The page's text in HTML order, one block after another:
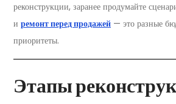
реконструкции, заранее продумайте
и ремонт перед продажей — это разные
приоритеты.
Этапы